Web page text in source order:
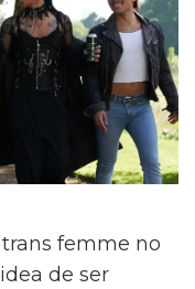
femme no
de ser